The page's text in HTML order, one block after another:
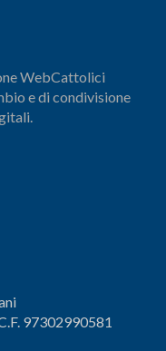
WebCattolici
e di condivisione
97302990581